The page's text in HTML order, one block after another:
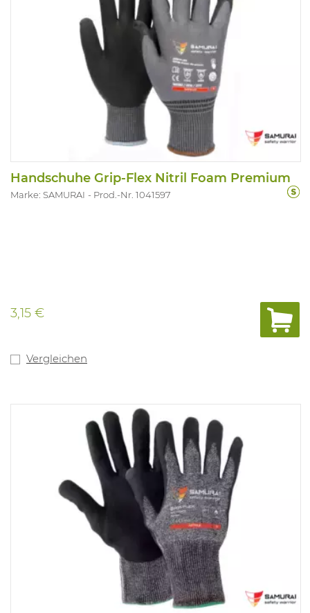
Handschuhe Grip-Flex Nitril Foam Premium
Marke: SAMURAI Prod.-Nr. 1041597
3,15 €
Vergleichen